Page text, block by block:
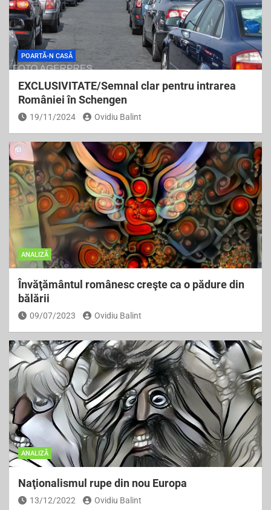
POARTĂ-N CASĂ
EXCLUSIVITATE/Semnal clar pentru intrarea
României în Schengen
19/11/2024 Ovidiu Balint
ANALIZĂ
Învăţământul românesc creşte ca o pădure din
bălării
09/07/2023 Ovidiu Balint
ANALIZĂ
Naţionalismul rupe din nou Europa
13/12/2022 Ovidiu Balint